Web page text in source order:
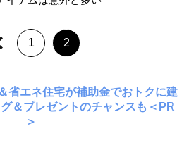
1 2
省エネ住宅が補助金でおトクに建
＆プレゼントのチャンスも＜PR
＞